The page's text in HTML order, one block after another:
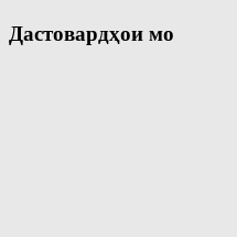
Дастовардҳои мо